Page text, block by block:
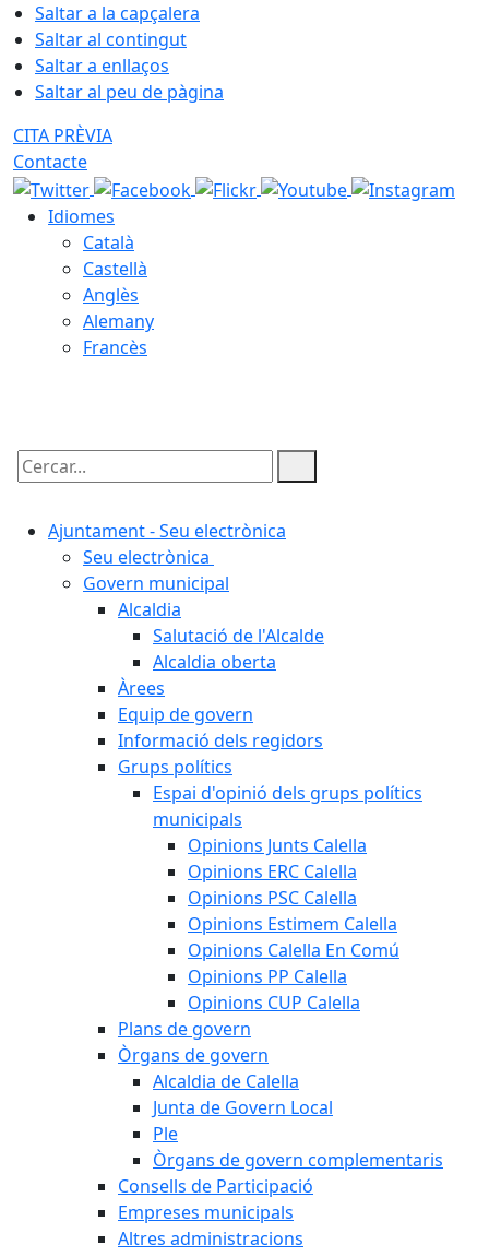
Saltar a la capçalera
Saltar al contingut
Saltar a enllaços
Saltar al peu de pàgina
CITA PRÈVIA
Contacte
Idiomes
Català
Castellà
Anglès
Alemany
Francès
Cercar:
Ajuntament - Seu electrònica
Seu electrònica
Govern municipal
Alcaldia
Salutació de l'Alcalde
Alcaldia oberta
Àrees
Equip de govern
Informació dels regidors
Grups polítics
Espai d'opinió dels grups polítics
municipals
Opinions Junts Calella
Opinions ERC Calella
Opinions PSC Calella
Opinions Estimem Calella
Opinions Calella En Comú
Opinions PP Calella
Opinions CUP Calella
Plans de govern
Òrgans de govern
Alcaldia de Calella
Junta de Govern Local
Ple
Òrgans de govern complementaris
Consells de Participació
Empreses municipals
Altres administracions